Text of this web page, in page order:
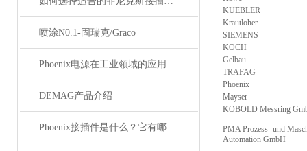
喷涂N0.1-固瑞克/Graco
Phoenix电源在工业领域的应用与优势
DEMAG产品介绍
Phoenix接插件是什么？它有哪些分类？
KUEBLER
Krautloher
SIEMENS
KOCH
Gelbau
TRAFAG
Phoenix
Mayser
KOBOLD Messring
PMA Prozess- und
Automation GmbH